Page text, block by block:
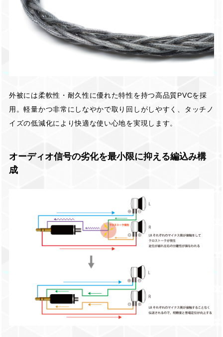
外被には柔軟性・耐久性に優れた特性を持つ高品質PVCを採
用。軽量かつ非常にしなやかで取り回しがしやすく、タッチノ
イズの低減化により快適な使い心地を実現します。
オーディオ信号の劣化を最小限に抑える編込み構
成